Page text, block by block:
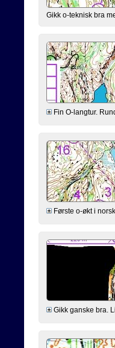
Gikk o-teknisk bra
Fin O-langtur.
Første o-økt i
Gikk ganske bra.